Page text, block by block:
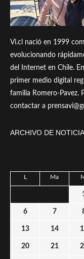
Vi.cl nació en 1999
evolucionando
del Internet en Chile.
primer medio digital
familia Romero-Pavez.
contactar a
ARCHIVO DE
L Ma
6 7
13 14
20 21